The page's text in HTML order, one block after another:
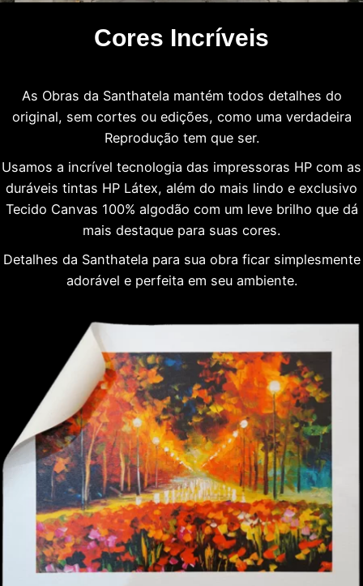
Cores Incríveis
As Obras da Santhatela mantém todos detalhes do
original, sem cortes ou edições, como uma verdadeira
Reprodução tem que ser.
Usamos a incrível tecnologia das impressoras HP com as
duráveis tintas HP Látex, além do mais lindo e exclusivo
Tecido Canvas 100% algodão com um leve brilho que dá
mais destaque para suas cores.
Detalhes da Santhatela para sua obra ficar simplesmente
adorável e perfeita em seu ambiente.